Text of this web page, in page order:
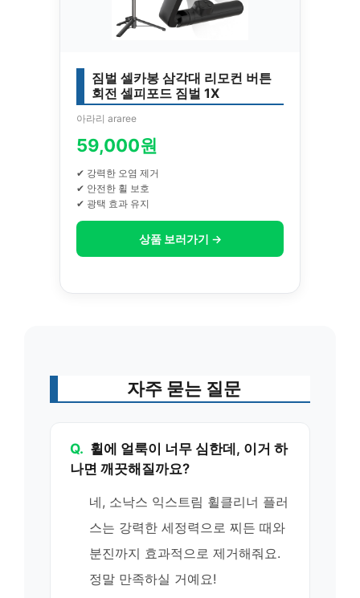
짐벌 셀카봉 삼각대 리모컨 버튼
회전 셀피포드 짐벌 1X
아라리 araree
59,000원
✔ 강력한 오염 제거
✔ 안전한 휠 보호
✔ 광택 효과 유지
상품 보러가기 →
자주 묻는 질문
Q. 휠에 얼룩이 너무 심한데, 이거 하
나면 깨끗해질까요?
네, 소낙스 익스트림 휠클리너 플러
스는 강력한 세정력으로 찌든 때와
분진까지 효과적으로 제거해줘요.
정말 만족하실 거예요!